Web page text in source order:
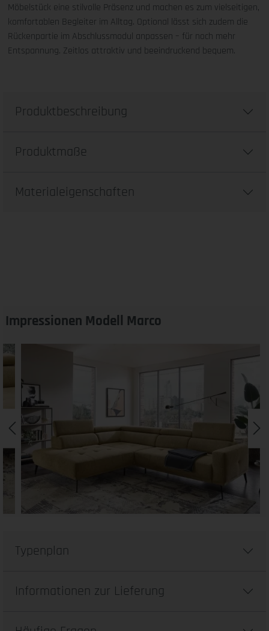
Möbelstück eine stilvolle Präsenz und machen es zum vielseitigen,
komfortablen Begleiter im Alltag. Optional lässt sich zudem die
Rückenpartie im Abschlussmodul anpassen – für noch mehr
Entspannung. Zeitlos attraktiv und beeindruckend bequem.
Produktbeschreibung
Produktmaße
Materialeigenschaften
Impressionen Modell Marco
Typenplan
Informationen zur Lieferung